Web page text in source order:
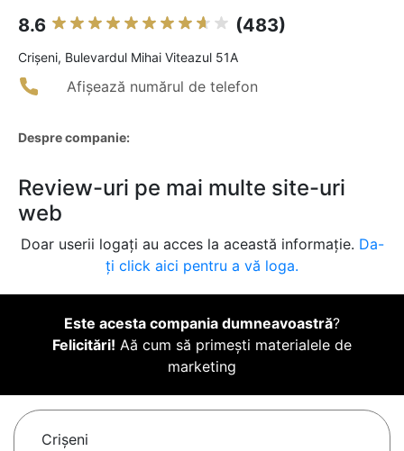
8.6 (483)
Crişeni, Bulevardul Mihai Viteazul 51A
Afișează numărul de telefon
Despre companie:
Review-uri pe mai multe site-uri
web
Doar userii logați au acces la această informație. Da-
ți click aici pentru a vă loga.
Este acesta compania dumneavoastră?
Felicitări! Aă cum să primești materialele de
marketing
Crişeni